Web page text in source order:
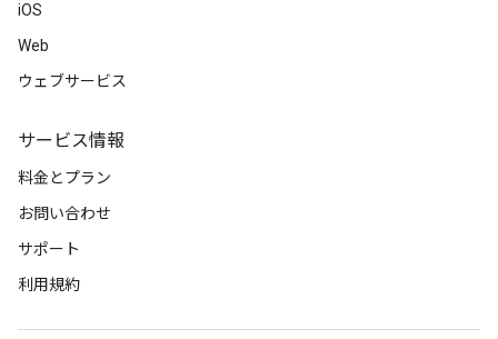
iOS
Web
ウェブサービス
サービス情報
料金とプラン
お問い合わせ
サポート
利用規約